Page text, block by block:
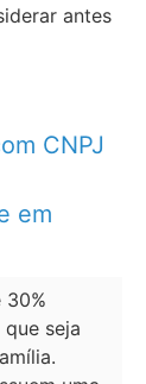
antes
CNPJ
em
30%
seja